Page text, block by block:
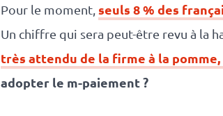
Pour le moment, seuls 8 % des
Un chiffre qui sera peut-être revu à la
très attendu de la firme à la
adopter le m-paiement ?